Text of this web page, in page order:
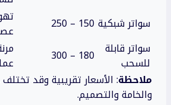
سواتر شبكية150 – 250
سواتر قابلة
للسحب
180 – 300
ملاحظة: الأسعار تقريبية وقد
والخامة والتصميم.